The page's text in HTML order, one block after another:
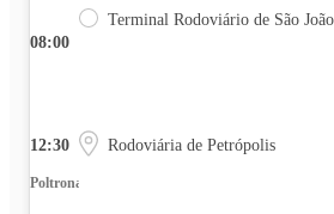
08:00
Terminal Rodoviário de São
12:30 Rodoviária de Petrópolis
Poltrona